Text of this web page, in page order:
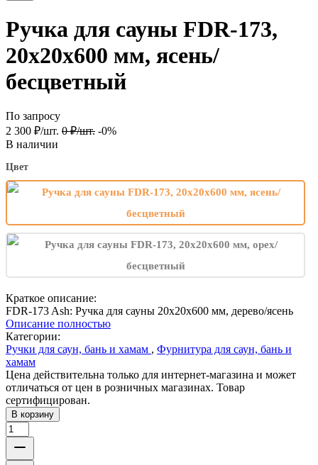
Ручка для сауны FDR-173,
20х20х600 мм, ясень/
бесцветный
По запросу
2 300 ₽/шт. 0 ₽/шт. -0%
В наличии
Цвет
Краткое описание:
FDR-173 Ash: Ручка для сауны 20х20х600 мм, дерево/ясень
Описание полностью
Категории:
Ручки для саун, бань и хамам , Фурнитура для саун, бань и
хамам
Цена действительна только для интернет-магазина и может
отличаться от цен в розничных магазинах. Товар
сертифицирован.
В корзину